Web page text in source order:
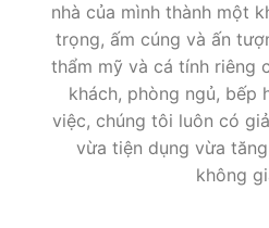
nhà của mình thành một
trọng, ấm cúng và ấn
thẩm mỹ và cá tính riêng
khách, phòng ngủ, bếp
việc, chúng tôi luôn có
vừa tiện dụng vừa
không